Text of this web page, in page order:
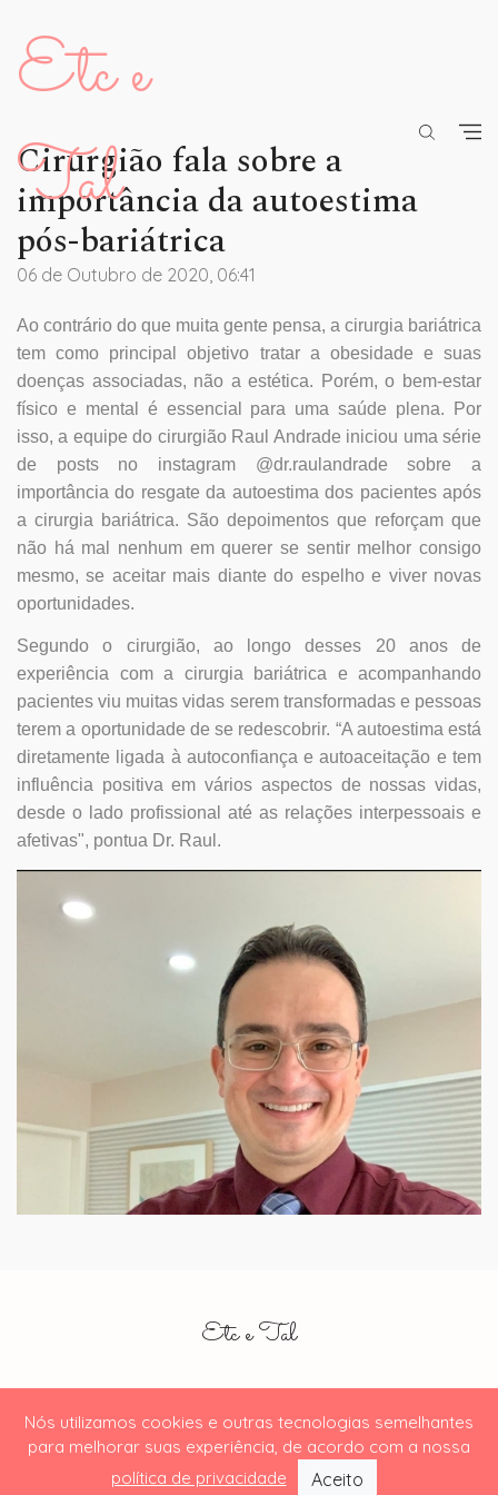
Etc e
Tal
Cirurgião fala sobre a
importância da autoestima
pós-bariátrica
06 de Outubro de 2020, 06:41
Ao contrário do que muita gente pensa, a cirurgia bariátrica
tem como principal objetivo tratar a obesidade e suas
doenças associadas, não a estética. Porém, o bem-estar
físico e mental é essencial para uma saúde plena. Por
isso, a equipe do cirurgião Raul Andrade iniciou uma série
de posts no instagram @dr.raulandrade sobre a
importância do resgate da autoestima dos pacientes após
a cirurgia bariátrica. São depoimentos que reforçam que
não há mal nenhum em querer se sentir melhor consigo
mesmo, se aceitar mais diante do espelho e viver novas
oportunidades.
Segundo o cirurgião, ao longo desses 20 anos de
experiência com a cirurgia bariátrica e acompanhando
pacientes viu muitas vidas serem transformadas e pessoas
terem a oportunidade de se redescobrir. “A autoestima está
diretamente ligada à autoconfiança e autoaceitação e tem
influência positiva em vários aspectos de nossas vidas,
desde o lado profissional até as relações interpessoais e
afetivas", pontua Dr. Raul.
Nós utilizamos cookies e outras tecnologias semelhantes
para melhorar suas experiência, de acordo com a nossa
política de privacidade
Aceito
Etc e Tal
© 2019 Visont.